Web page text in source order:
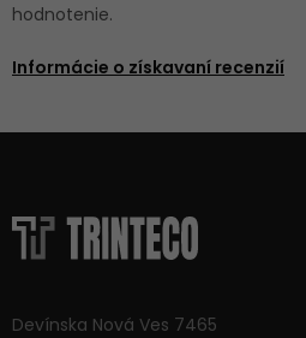
hodnotenie.
Informácie o získavaní recenzií
Devínska Nová Ves 7465